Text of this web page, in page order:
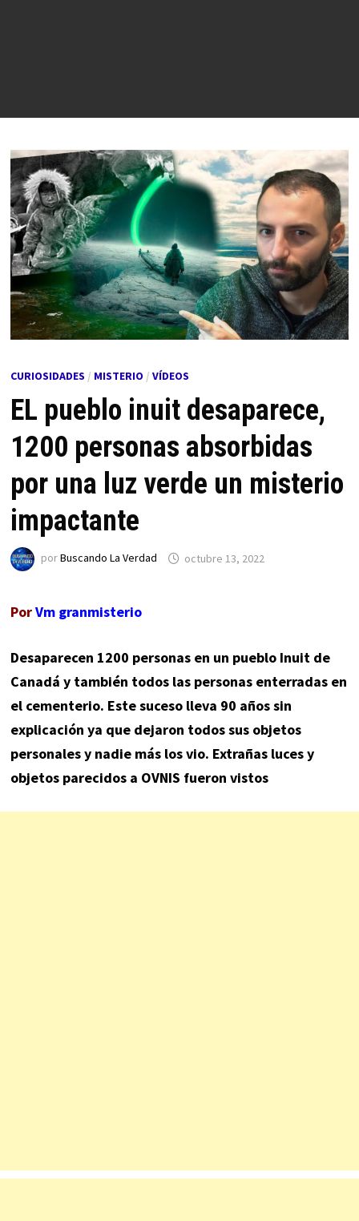
CURIOSIDADES / MISTERIO / VÍDEOS
EL pueblo inuit desaparece,
1200 personas absorbidas
por una luz verde un misterio
impactante
porBuscando La Verdad octubre 13, 2022
PorVm granmisterio
Desaparecen 1200 personas en un pueblo Inuit de
Canadá y también todos las personas enterradas en
el cementerio. Este suceso lleva 90 años sin
explicación ya que dejaron todos sus objetos
personales y nadie más los vio. Extrañas luces y
objetos parecidos a OVNIS fueron vistos